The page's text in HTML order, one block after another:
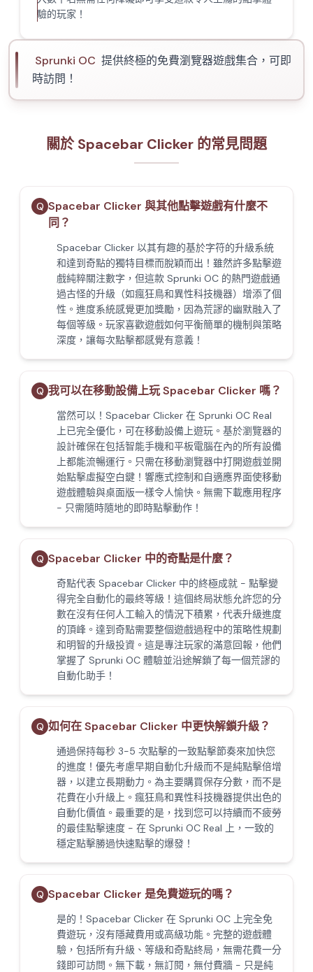
驗的玩家！
Sprunki OC 提供終極的免費瀏覽器遊戲集合，可即
時訪問！
關於 Spacebar Clicker 的常見問題
Q Spacebar Clicker 與其他點擊遊戲有什麼不
同？
Spacebar Clicker 以其有趣的基於字符的升級系統
和達到奇點的獨特目標而脫穎而出！雖然許多點擊遊
戲純粹關注數字，但這款 Sprunki OC 的熱門遊戲通
過古怪的升級（如瘋狂鳥和異性科技機器）增添了個
性。進度系統感覺更加獎勵，因為荒謬的幽默融入了
每個等級。玩家喜歡遊戲如何平衡簡單的機制與策略
深度，讓每次點擊都感覺有意義！
Q 我可以在移動設備上玩 Spacebar Clicker 嗎？
當然可以！Spacebar Clicker 在 Sprunki OC Real
上已完全優化，可在移動設備上遊玩。基於瀏覽器的
設計確保在包括智能手機和平板電腦在內的所有設備
上都能流暢運行。只需在移動瀏覽器中打開遊戲並開
始點擊虛擬空白鍵！響應式控制和自適應界面使移動
遊戲體驗與桌面版一樣令人愉快。無需下載應用程序
- 只需隨時隨地的即時點擊動作！
Q Spacebar Clicker 中的奇點是什麼？
奇點代表 Spacebar Clicker 中的終極成就 - 點擊變
得完全自動化的最終等級！這個終局狀態允許您的分
數在沒有任何人工輸入的情況下積累，代表升級進度
的頂峰。達到奇點需要整個遊戲過程中的策略性規劃
和明智的升級投資。這是專注玩家的滿意回報，他們
掌握了 Sprunki OC 體驗並沿途解鎖了每一個荒謬的
自動化助手！
Q 如何在 Spacebar Clicker 中更快解鎖升級？
通過保持每秒 3-5 次點擊的一致點擊節奏來加快您
的進度！優先考慮早期自動化升級而不是純點擊倍增
器，以建立長期動力。為主要購買保存分數，而不是
花費在小升級上。瘋狂鳥和異性科技機器提供出色的
自動化價值。最重要的是，找到您可以持續而不疲勞
的最佳點擊速度 - 在 Sprunki OC Real 上，一致的
穩定點擊勝過快速點擊的爆發！
Q Spacebar Clicker 是免費遊玩的嗎？
是的！Spacebar Clicker 在 Sprunki OC 上完全免
費遊玩，沒有隱藏費用或高級功能。完整的遊戲體
驗，包括所有升級、等級和奇點終局，無需花費一分
錢即可訪問。無下載，無訂閱，無付費牆 - 只是純